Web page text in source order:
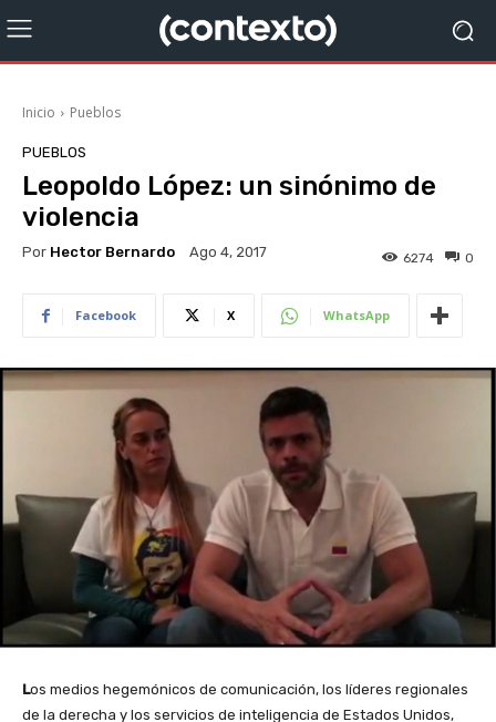
Inicio Pueblos
PUEBLOS
Leopoldo López: un sinónimo de
violencia
Por Hector Bernardo Ago 4, 2017 0
6274
Facebook X WhatsApp
Los medios hegemónicos de comunicación, los líderes regionales
de la derecha y los servicios de inteligencia de Estados Unidos,